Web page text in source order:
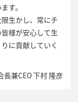
す。
生かし、常にチ
様が安心して生
に貢献していく
長兼CEO 下村 隆彦